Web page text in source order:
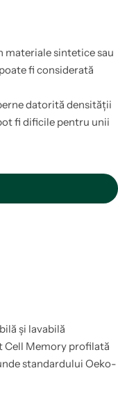
materiale sintetice sau
fi considerată
datorită densității
fi dificile pentru unii
și lavabilă
Cell Memory profilată
standardului Oeko-